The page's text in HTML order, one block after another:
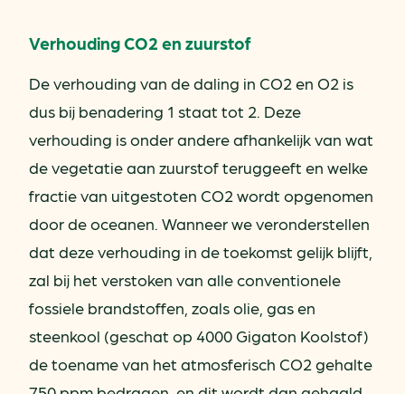
Verhouding CO2 en zuurstof
De verhouding van de daling in CO2 en O2 is
dus bij benadering 1 staat tot 2. Deze
verhouding is onder andere afhankelijk van wat
de vegetatie aan zuurstof teruggeeft en welke
fractie van uitgestoten CO2 wordt opgenomen
door de oceanen. Wanneer we veronderstellen
dat deze verhouding in de toekomst gelijk blijft,
zal bij het verstoken van alle conventionele
fossiele brandstoffen, zoals olie, gas en
steenkool (geschat op 4000 Gigaton Koolstof)
de toename van het atmosferisch CO2 gehalte